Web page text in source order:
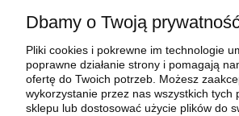
MOJE KONTO
Dbamy o Twoją
Pliki cookies i pokrewne im technologie
poprawne działanie strony i pomagają
ofertę do Twoich potrzeb. Możesz
wykorzystanie przez nas wszystkich tych
sklepu lub dostosować użycie plików do